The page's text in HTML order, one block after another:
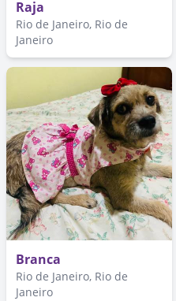
Raja
Rio de Janeiro, Rio de
Janeiro
Branca
Rio de Janeiro, Rio de
Janeiro